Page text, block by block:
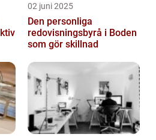
02 juni 2025
Den personliga
redovisningsbyrå i Boden
som gör skillnad